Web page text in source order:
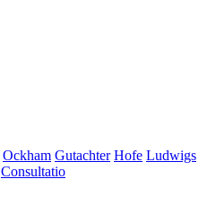
Ockham Gutachter Hofe Ludwigs
Consultatio